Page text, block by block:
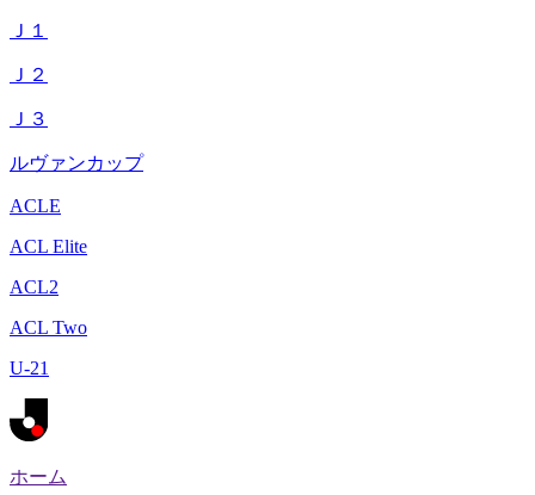
Ｊ１
Ｊ２
Ｊ３
ルヴァンカップ
ACLE
ACL Elite
ACL2
ACL Two
U-21
ホーム